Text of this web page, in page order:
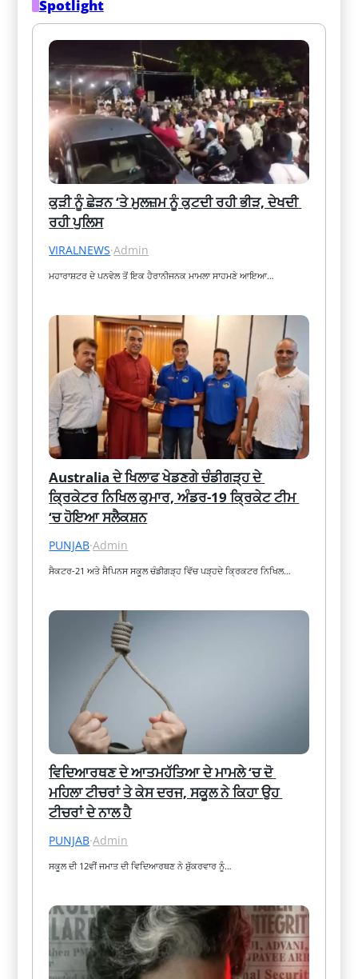
Spotlight
ਕੁੜੀ ਨੂੰ ਛੇੜਨ ‘ਤੇ ਮੁਲਜ਼ਮ ਨੂੰ ਕੁਟਦੀ ਰਹੀ ਭੀੜ, ਦੇਖਦੀ
ਰਹੀ ਪੁਲਿਸ
VIRALNEWS·Admin
ਮਹਾਰਾਸ਼ਟਰ ਦੇ ਪਨਵੇਲ ਤੋਂ ਇਕ ਹੈਰਾਨੀਜਨਕ ਮਾਮਲਾ ਸਾਹਮਣੇ ਆਇਆ…
Australia ਦੇ ਖਿਲਾਫ ਖੇਡਣਗੇ ਚੰਡੀਗੜ੍ਹ ਦੇ
ਕ੍ਰਿਕੇਟਰ ਨਿਖਿਲ ਕੁਮਾਰ, ਅੰਡਰ-19 ਕ੍ਰਿਕੇਟ ਟੀਮ
‘ਚ ਹੋਇਆ ਸਲੈਕਸ਼ਨ
PUNJAB·Admin
ਸੈਕਟਰ-21 ਅਤੇ ਸੈਪਿਨਸ ਸਕੂਲ ਚੰਡੀਗੜ੍ਹ ਵਿੱਚ ਪੜ੍ਹਦੇ ਕ੍ਰਿਕਟਰ ਨਿਖਿਲ…
ਵਿਦਿਆਰਥਣ ਦੇ ਆਤਮਹੱਤਿਆ ਦੇ ਮਾਮਲੇ ‘ਚ ਦੋ
ਮਹਿਲਾ ਟੀਚਰਾਂ ਤੇ ਕੇਸ ਦਰਜ, ਸਕੂਲ ਨੇ ਕਿਹਾ ਉਹ
ਟੀਚਰਾਂ ਦੇ ਨਾਲ ਹੈ
PUNJAB·Admin
ਸਕੂਲ ਦੀ 12ਵੀਂ ਜਮਾਤ ਦੀ ਵਿਦਿਆਰਥਣ ਨੇ ਸ਼ੁੱਕਰਵਾਰ ਨੂੰ…